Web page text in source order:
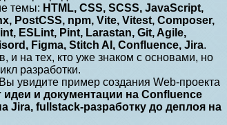
темы: HTML, CSS, SCSS, JavaScript,
PostCSS, npm, Vite, Vitest, Composer,
ESLint, Pint, Larastan, Git, Agile,
Figma, Stitch AI, Confluence, Jira.
и на тех, кто уже знаком с основами, но
разработки.
увидите пример создания Web-проекта
идеи и документации на Confluence
Jira, fullstack-разработку до деплоя на